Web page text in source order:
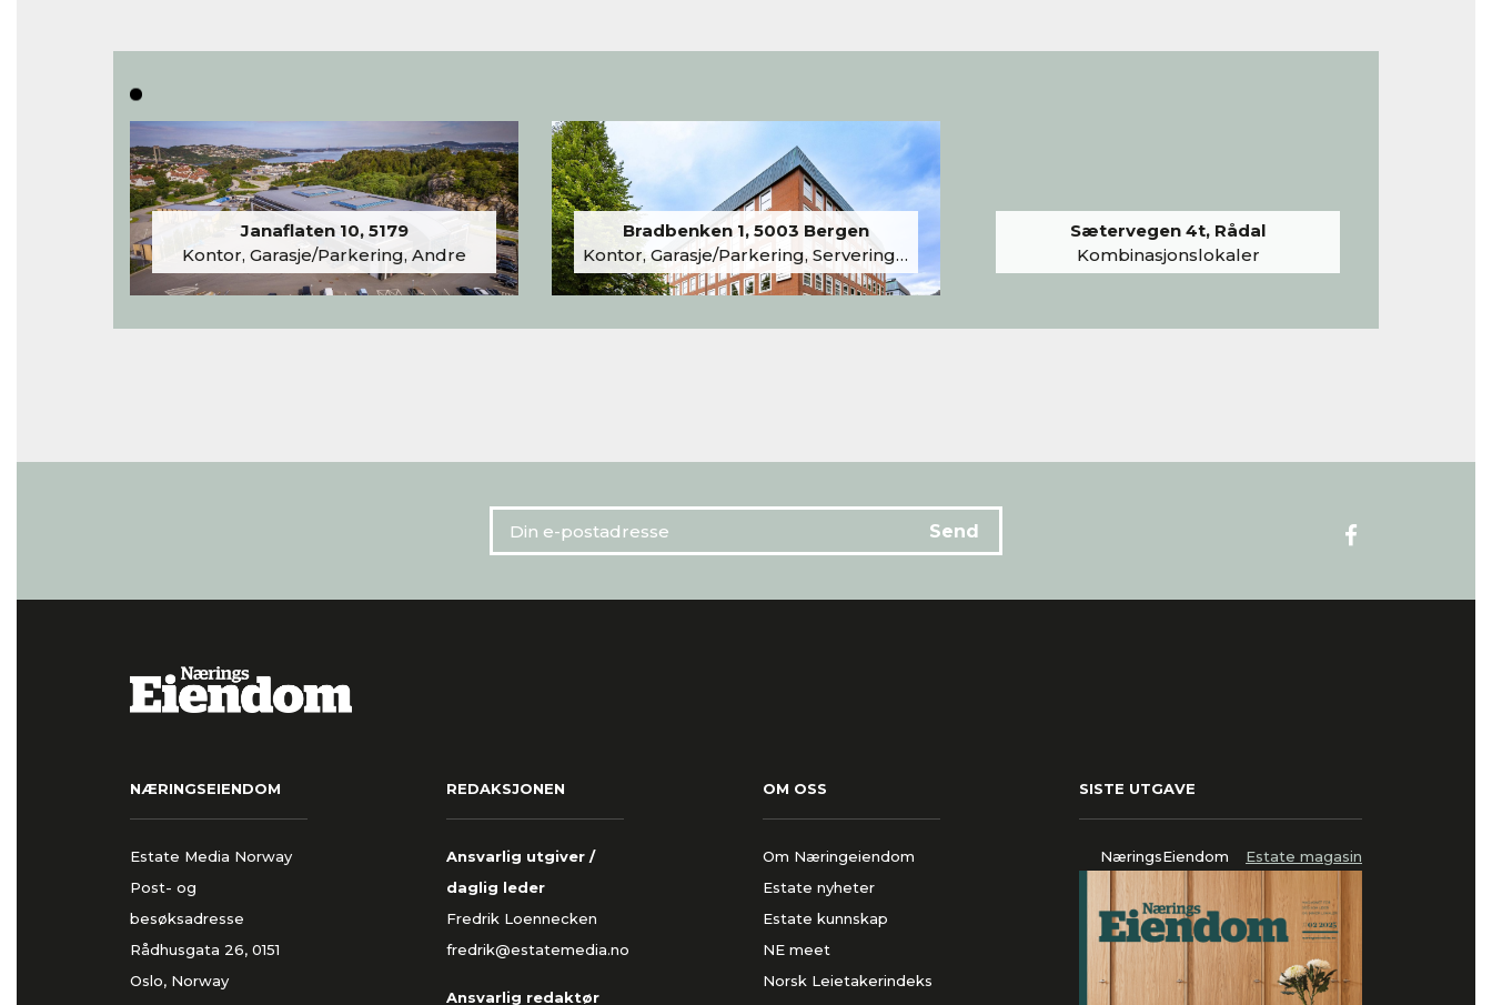
Janaflaten 10, 5179
Kontor, Garasje/Parkering, Andre
Bradbenken 1, 5003 Bergen
Kontor, Garasje/Parkering, Serveringslokale/Kantine, Undervisning/Arrangement
Sætervegen 4t, Rådal
Kombinasjonslokaler
NÆRINGSEIENDOM
Estate Media Norway
Post- og
besøksadresse
Rådhusgata 26, 0151
Oslo, Norway
REDAKSJONEN
Ansvarlig utgiver /
daglig leder
Fredrik Loennecken
fredrik@estatemedia.no
Ansvarlig redaktør
OM OSS
Om Næringeiendom
Estate nyheter
Estate kunnskap
NE meet
Norsk Leietakerindeks
SISTE UTGAVE
NæringsEiendom Estate magasin